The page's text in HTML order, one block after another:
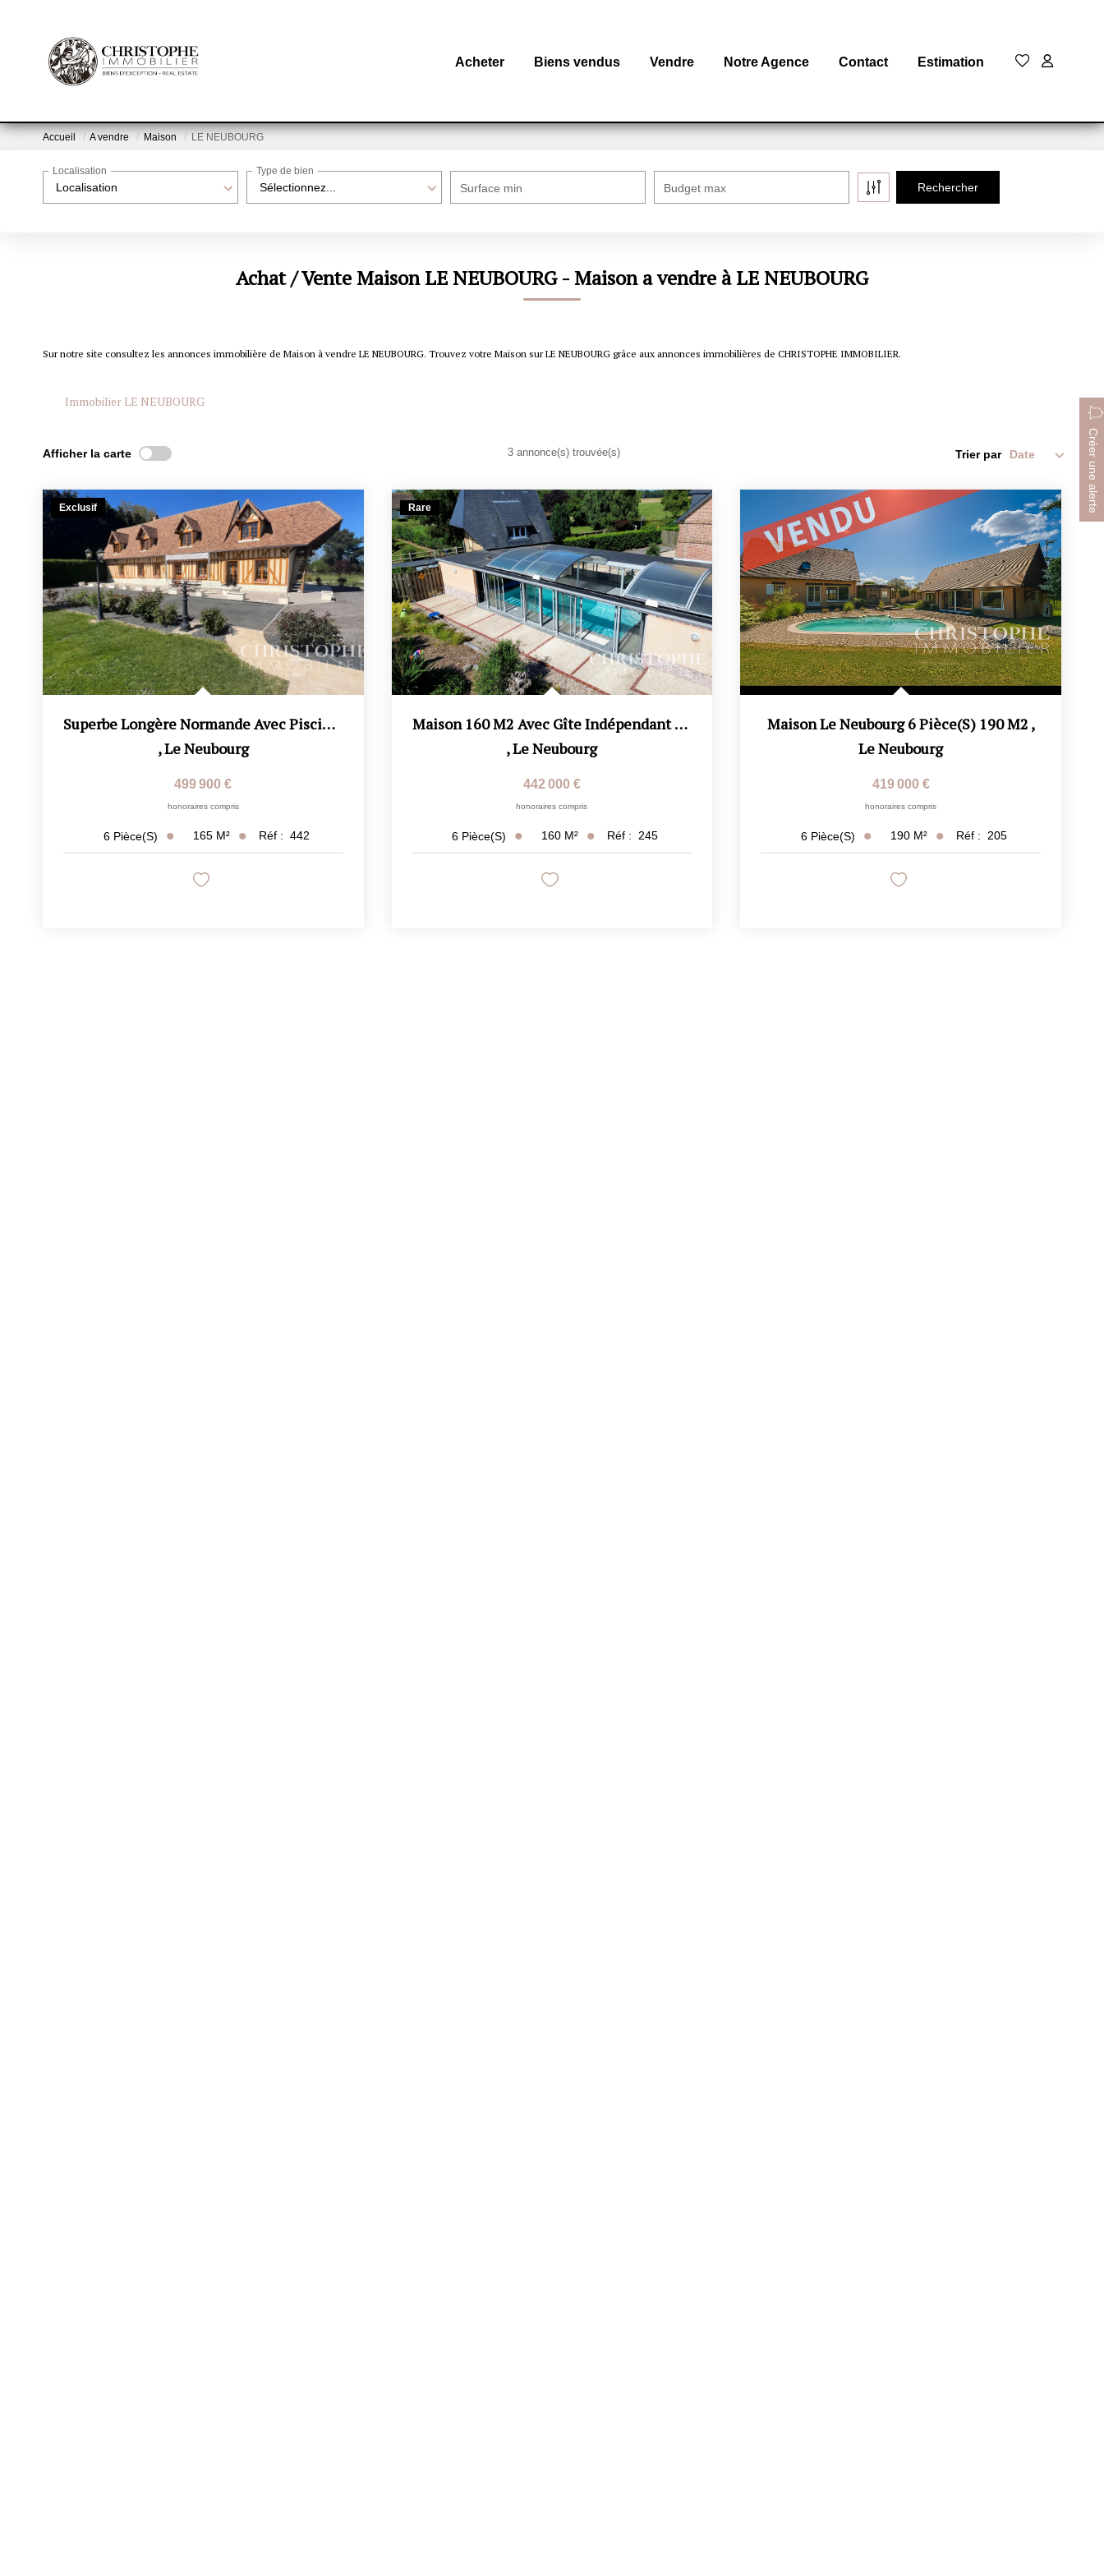
Acheter Biens vendus Vendre Notre Agence Contact Estimation
Accueil A vendre Maison LE NEUBOURG
Localisation
Localisation
Sélectionnez...
Type de bien
Surface min Budget max
Achat / Vente Maison LE NEUBOURG - Maison a vendre à LE NEUBOURG
Sur notre site consultez les annonces immobilière de Maison à vendre LE NEUBOURG. Trouvez votre Maison sur LE NEUBOURG grâce aux annonces immobilières de CHRISTOPHE IMMOBILIER.
Immobilier LE NEUBOURG
Créer une alerte
Afficher la carte 3 annonce(s) trouvée(s) Trier par
Exclusif
Superbe Longère Normande Avec Piscine Et Dépendance...
,Le Neubourg
499 900 €
honoraires compris
6 Pièce(s) 165 M² Réf : 442
Rare
Maison 160 M2 Avec Gîte Indépendant Et Piscine.
,Le Neubourg
442 000 €
honoraires compris
6 Pièce(s) 160 M² Réf : 245
Maison Le Neubourg 6 Pièce(s) 190 M2 ,
Le Neubourg
419 000 €
honoraires compris
6 Pièce(s) 190 M² Réf : 205